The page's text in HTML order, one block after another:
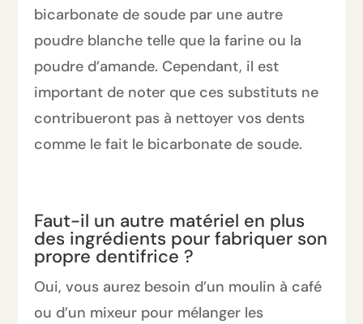
bicarbonate de soude par une autre
poudre blanche telle que la farine ou la
poudre d’amande. Cependant, il est
important de noter que ces substituts ne
contribueront pas à nettoyer vos dents
comme le fait le bicarbonate de soude.
Faut-il un autre matériel en plus
des ingrédients pour fabriquer son
propre dentifrice ?
Oui, vous aurez besoin d’un moulin à café
ou d’un mixeur pour mélanger les